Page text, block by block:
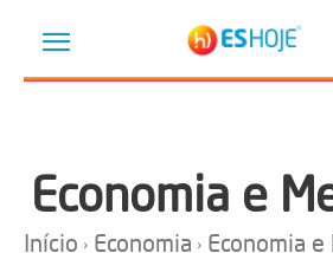
Economia e
Início Economia Economia e